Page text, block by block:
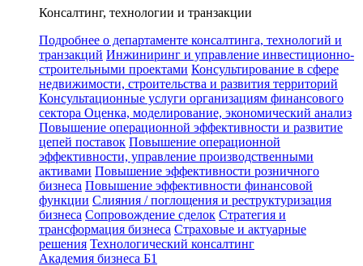
Консалтинг, технологии и транзакции
Подробнее о департаменте консалтинга, технологий и
транзакций Инжиниринг и управление инвестиционно-
строительными проектами Консультирование в сфере
недвижимости, строительства и развития территорий
Консультационные услуги организациям финансового
сектора Оценка, моделирование, экономический анализ
Повышение операционной эффективности и развитие
цепей поставок Повышение операционной
эффективности, управление производственными
активами Повышение эффективности розничного
бизнеса Повышение эффективности финансовой
функции Слияния / поглощения и реструктуризация
бизнеса Сопровождение сделок Стратегия и
трансформация бизнеса Страховые и актуарные
решения Технологический консалтинг
Академия бизнеса Б1